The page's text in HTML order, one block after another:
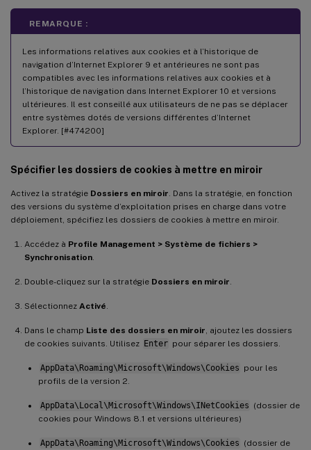
REMARQUE :
Les informations relatives aux cookies et à l’historique de
navigation d’Internet Explorer 9 et antérieures ne sont pas
compatibles avec les informations relatives aux cookies et à
l’historique de navigation dans Internet Explorer 10 et versions
ultérieures. Il est conseillé aux utilisateurs de ne pas se déplacer
entre systèmes dotés de versions différentes d’Internet
Explorer. [#474200]
Spécifier les dossiers de cookies à mettre en miroir
Activez la stratégie Dossiers en miroir . Dans la stratégie, en fonction
des versions du système d’exploitation prises en charge dans votre
déploiement, spécifiez les dossiers de cookies à mettre en miroir.
Accédez à Profile Management > Système de fichiers >
Synchronisation
Double-cliquez sur la stratégie Dossiers en miroir
Sélectionnez Activé
Dans le champ Liste des dossiers en miroir , ajoutez les dossiers
de cookies suivants. Utilisez Enter pour séparer les dossiers.
AppData\Roaming\Microsoft\Windows\Cookies pour les
profils de la version 2.
AppData\Local\Microsoft\Windows\INetCookies (dossier de
cookies pour Windows 8.1 et versions ultérieures)
AppData\Roaming\Microsoft\Windows\Cookies (dossier de